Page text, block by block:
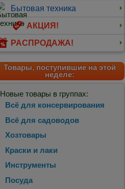
Бытовая техника
АКЦИЯ!
РАСПРОДАЖА!
Товары, поступившие на этой
неделе:
Новые товары в группах:
Всё для консервирования
Всё для садоводов
Хозтовары
Краски и лаки
Инструменты
Посуда